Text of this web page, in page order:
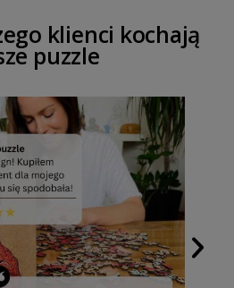
klienci kochają
puzzle